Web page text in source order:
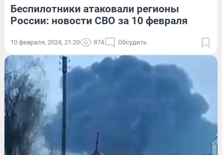
Беспилотники атаковали регионы
России: новости СВО за 10 февраля
10 февраля, 2024, 21:20 874 Обсудить